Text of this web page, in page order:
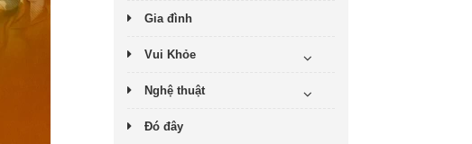
Gia đình
Vui Khỏe
Nghệ thuật
Đó đây